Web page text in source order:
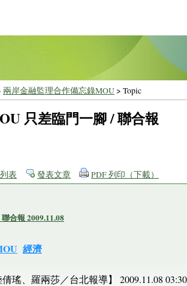
兩岸金融監理合作備忘錄MOU> Topic
只差臨門一腳 / 聯合報
表 發表文章 PDF 列印（下載）
合報 2009.11.08
經濟
瑤、羅兩莎／台北報導】 2009.11.08